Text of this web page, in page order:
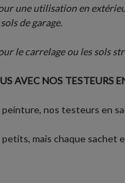
une utilisation en
de garage.
le carrelage ou les sols
AVEC NOS TESTEURS
nos testeurs en
mais chaque sachet